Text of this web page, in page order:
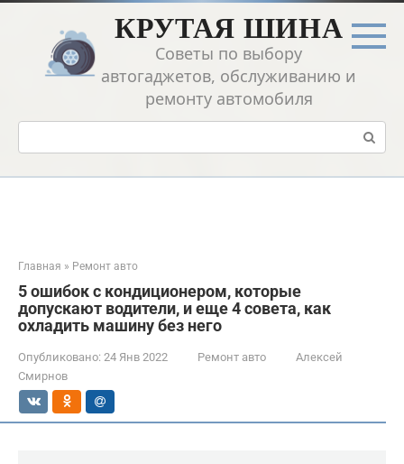
Перейти
контенту
КРУТАЯ ШИНА
Советы по выбору
автогаджетов, обслуживанию и
ремонту автомобиля
Поиск:
Главная » Ремонт авто
5 ошибок с кондиционером, которые
допускают водители, и еще 4 совета, как
охладить машину без него
Опубликовано: 24 Янв 2022 Ремонт авто
Алексей
Смирнов